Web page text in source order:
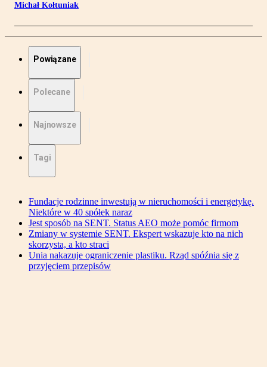
Michał Kołtuniak
Powiązane
Polecane
Najnowsze
Tagi
Fundacje rodzinne inwestują w nieruchomości i energetykę.
Niektóre w 40 spółek naraz
Jest sposób na SENT. Status AEO może pomóc firmom
Zmiany w systemie SENT. Ekspert wskazuje kto na nich
skorzysta, a kto straci
Unia nakazuje ograniczenie plastiku. Rząd spóźnia się z
przyjęciem przepisów